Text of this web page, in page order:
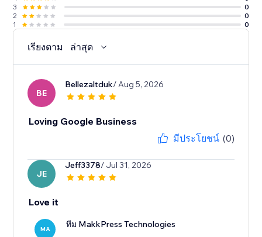
3
0
2
0
1
0
เรียงตาม ล่าสุด
BE
Bellezaltduk/ Aug 5, 2026
Loving Google Business
มีประโยชน์ (0)
JE
Jeff3378/ Jul 31, 2026
Love it
MA ทีม MakkPress Technologies